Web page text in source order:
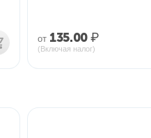
от 135.00₽
(Включая налог)